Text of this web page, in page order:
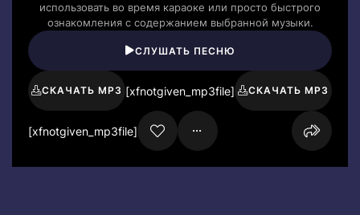
использовать во время караоке или просто быстрого
ознакомления с содержанием выбранной музыки.
СЛУШАТЬ ПЕСНЮ
СКАЧАТЬ MP3 [xfnotgiven_mp3file] СКАЧАТЬ MP3
[xfnotgiven_mp3file]